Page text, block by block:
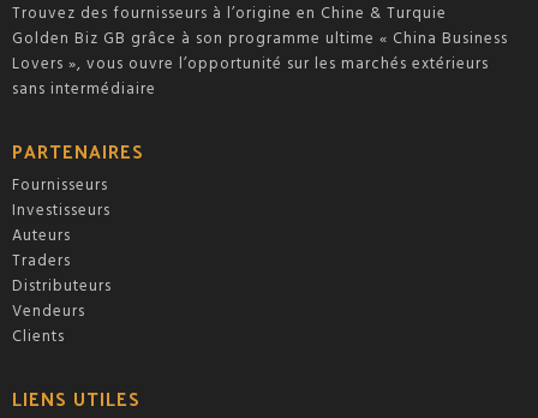
Trouvez des fournisseurs à l’origine en Chine & Turquie
Golden Biz GB grâce à son programme ultime « China Business
Lovers », vous ouvre l’opportunité sur les marchés extérieurs
sans intermédiaire
PARTENAIRES
Fournisseurs
Investisseurs
Auteurs
Traders
Distributeurs
Vendeurs
Clients
LIENS UTILES